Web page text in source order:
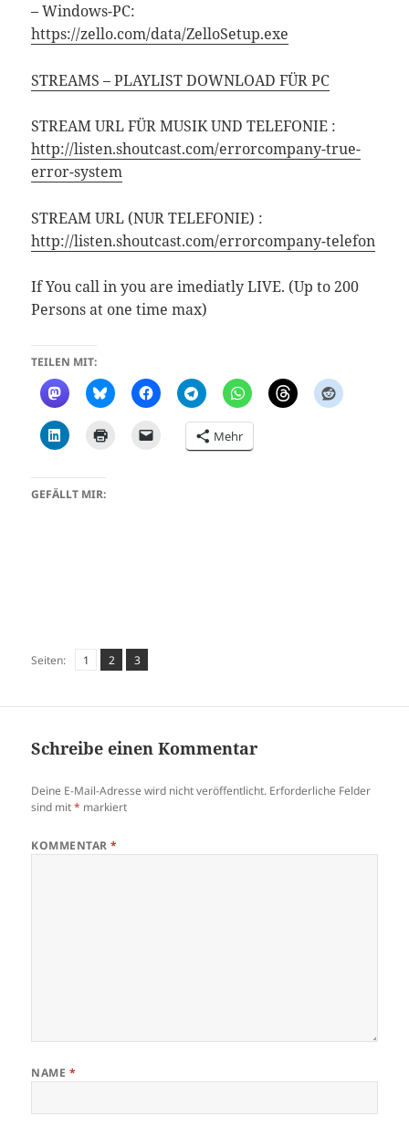
– Windows-PC:
https://zello.com/data/ZelloSetup.exe
STREAMS – PLAYLIST DOWNLOAD FÜR PC
STREAM URL FÜR MUSIK UND TELEFONIE :
http://listen.shoutcast.com/errorcompany-true-
error-system
STREAM URL (NUR TELEFONIE) :
http://listen.shoutcast.com/errorcompany-telefon
If You call in you are imediatly LIVE. (Up to 200
Persons at one time max)
TEILEN MIT:
Mehr
GEFÄLLT MIR:
Seiten: Seite
1 Seite
2 Seite
3
Schreibe einen Kommentar
Deine E-Mail-Adresse wird nicht veröffentlicht. Erforderliche Felder
sind mit* markiert
KOMMENTAR*
NAME *